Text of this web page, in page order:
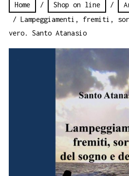
Home / Shop on line /
/ Lampeggiamenti, fremiti,
vero. Santo Atanasio